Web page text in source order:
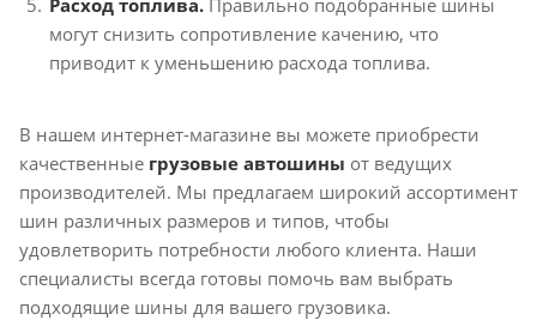
могут снизить сопротивление качению, что
приводит к уменьшению расхода топлива.
В нашем интернет-магазине вы можете приобрести
качественные грузовые автошины от ведущих
производителей. Мы предлагаем широкий ассортимент
шин различных размеров и типов, чтобы
удовлетворить потребности любого клиента. Наши
специалисты всегда готовы помочь вам выбрать
подходящие шины для вашего грузовика.